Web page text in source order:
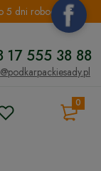
5 dni roboczych.
17 555 38 88
0